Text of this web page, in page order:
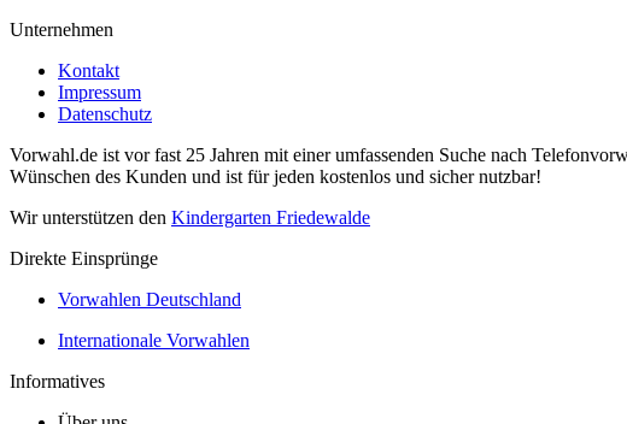
Unternehmen
Kontakt
Impressum
Datenschutz
Vorwahl.de ist vor fast 25 Jahren mit einer umfassenden Suche nach
Wünschen des Kunden und ist für jeden kostenlos und sicher nutzbar!
Wir unterstützen den Kindergarten Friedewalde
Direkte Einsprünge
Vorwahlen Deutschland
Internationale Vorwahlen
Informatives